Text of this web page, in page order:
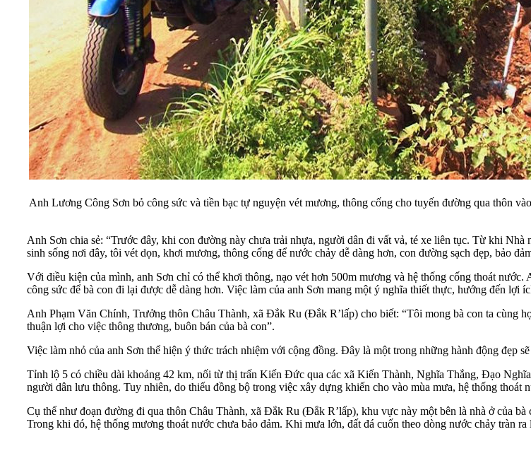
Anh Lương Công Sơn bỏ công sức và tiền bạc tự nguyện vét mương, thông cống cho tuyến đường qua thôn
Anh Sơn chia sẻ: “Trước đây, khi con đường này chưa trải nhựa, người dân đi vất vả, té xe liên tục. Từ khi
sinh sống nơi đây, tôi vét dọn, khơi mương, thông cống để nước chảy dễ dàng hơn, con đường sạch đẹp, bảo
Với điều kiện của mình, anh Sơn chỉ có thể khơi thông, nạo vét hơn 500m mương và hệ thống cống thoát
công sức để bà con đi lại được dễ dàng hơn. Việc làm của anh Sơn mang một ý nghĩa thiết thực, hướng đến lợi
Anh Phạm Văn Chính, Trưởng thôn Châu Thành, xã Đắk Ru (Đắk R’lấp) cho biết: “Tôi mong bà con ta cùng
thuận lợi cho việc thông thương, buôn bán của bà con”.
Việc làm nhỏ của anh Sơn thể hiện ý thức trách nhiệm với cộng đồng. Đây là một trong những hành động đẹp
Tỉnh lộ 5 có chiều dài khoảng 42 km, nối từ thị trấn Kiến Đức qua các xã Kiến Thành, Nghĩa Thắng, Đạo
người dân lưu thông. Tuy nhiên, do thiếu đồng bộ trong việc xây dựng khiến cho vào mùa mưa, hệ thống thoát
Cụ thể như đoạn đường đi qua thôn Châu Thành, xã Đắk Ru (Đắk R’lấp), khu vực này một bên là nhà ở của
Trong khi đó, hệ thống mương thoát nước chưa bảo đảm. Khi mưa lớn, đất đá cuốn theo dòng nước chảy tràn